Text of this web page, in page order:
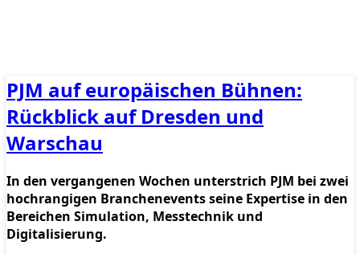
PJM auf europäischen Bühnen:
Rückblick auf Dresden und
Warschau
In den vergangenen Wochen unterstrich PJM bei zwei
hochrangigen Branchenevents seine Expertise in den
Bereichen Simulation, Messtechnik und
Digitalisierung.